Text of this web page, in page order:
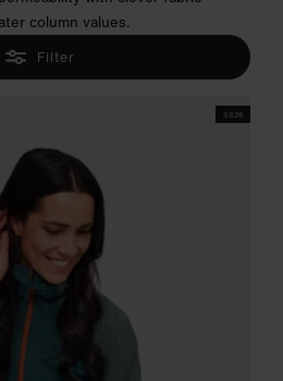
column values.
Filter
SS26